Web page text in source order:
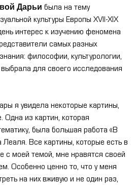
Дарьи была на тему
культуры Европы XVII-XIX
интерес к изучению феномена
самых разных
философии, культурологии,
для своего исследования
я увидела некоторые картины,
из картин, которая
была большая работа «В
Леаля. Все картины, которые есть в
с моей темой, мне нравятся своей
Особенно ценно то, что у меня
на них вживую и не один раз,